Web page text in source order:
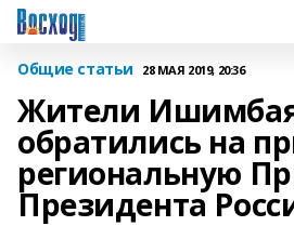
Общие статьи 28 МАЯ 2019, 20:36
Жители
обратились на
региональную
Президента